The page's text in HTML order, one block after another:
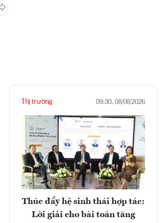
Thị trường 09:30, 08/08/2026
Thúc đẩy hệ sinh thái hợp tác:
Lời giải cho bài toán tăng